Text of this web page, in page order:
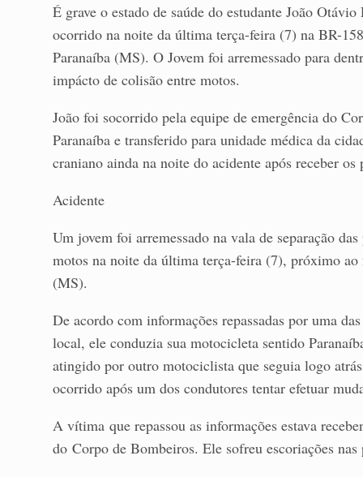
É grave o estado de saúde do estudante João
ocorrido na noite da última terça-feira (7) na BR-
Paranaíba (MS). O Jovem foi arremessado para
impácto de colisão entre motos.
João foi socorrido pela equipe de emergência do
Paranaíba e transferido para unidade médica da
craniano ainda na noite do acidente após receber
Acidente
Um jovem foi arremessado na vala de separação
motos na noite da última terça-feira (7), próximo
(MS).
De acordo com informações repassadas por uma
local, ele conduzia sua motocicleta sentido
atingido por outro motociclista que seguia logo
ocorrido após um dos condutores tentar efetuar
A vítima que repassou as informações estava
do Corpo de Bombeiros. Ele sofreu escoriações nas